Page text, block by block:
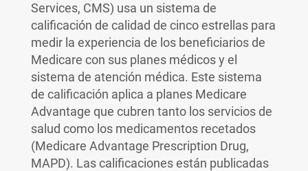
Services, CMS) usa un sistema de
calificación de calidad de cinco estrellas para
medir la experiencia de los beneficiarios de
Medicare con sus planes médicos y el
sistema de atención médica. Este sistema
de calificación aplica a planes Medicare
Advantage que cubren tanto los servicios de
salud como los medicamentos recetados
(Medicare Advantage Prescription Drug,
MAPD). Las calificaciones están publicadas